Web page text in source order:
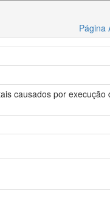
Página
causados por